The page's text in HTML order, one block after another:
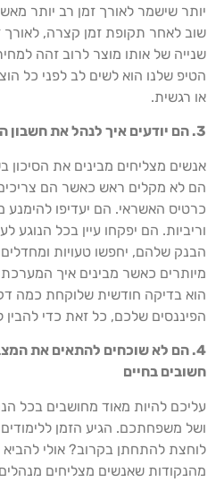
יותר שישמר לאורך זמן רב יותר
שוב לאחר תקופת זמן קצרה, לאורך
שנייה של אותו מוצר לרוב זהה
הטיפ שלנו הוא לשים לב לפני כל
או רגשית.
3. הם יודעים איך לנהל את חשבון הבנק שלהם
אנשים מצליחים מבינים את הסיכון
הם לא מקלים ראש כאשר הם
כרטיס האשראי. הם יעדיפו להימנע
וריביות. הם יפקחו עיין בכל הנוגע
הבנק שלהם, יחפשו טעויות
מיותרים כאשר מבינים איך
הוא בדיקה חודשית שלוקחת כמה
הפיננסים שלכם, כל זאת כדי להבין
4. הם לא שוכחים להתאים את
חשובים בחיים
עליכם להיות מאוד מחושבים בכל
ושל משפחתכם. הגיע הזמן
לוחצת להתחתן בקרוב? אולי
מהנקודות שאנשים מצליחים